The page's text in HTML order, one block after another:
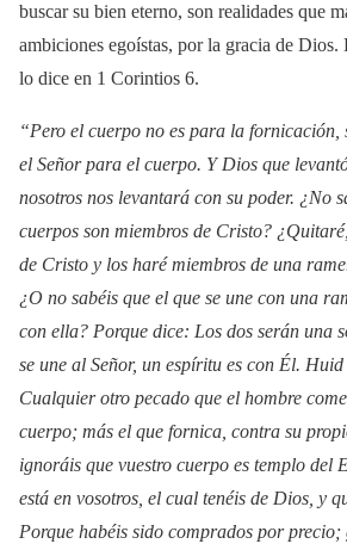
buscar su bien eterno, son realidades que
ambiciones egoístas, por la gracia de Dios.
lo dice en 1 Corintios 6.
“Pero el cuerpo no es para la fornicación,
el Señor para el cuerpo. Y Dios que
nosotros nos levantará con su poder. ¿No
cuerpos son miembros de Cristo?
de Cristo y los haré miembros de una
¿O no sabéis que el que se une con una
con ella? Porque dice: Los dos serán una
se une al Señor, un espíritu es con Él.
Cualquier otro pecado que el hombre
cuerpo; más el que fornica, contra su
ignoráis que vuestro cuerpo es templo del
está en vosotros, el cual tenéis de Dios, y
Porque habéis sido comprados por